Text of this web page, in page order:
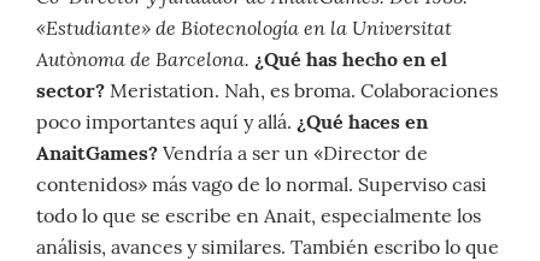
«Estudiante» de Biotecnología en la Universitat
Autònoma de Barcelona. ¿Qué has hecho en el
sector? Meristation. Nah, es broma. Colaboraciones
poco importantes aquí y allá. ¿Qué haces en
AnaitGames? Vendría a ser un «Director de
contenidos» más vago de lo normal. Superviso casi
todo lo que se escribe en Anait, especialmente los
análisis, avances y similares. También escribo lo que